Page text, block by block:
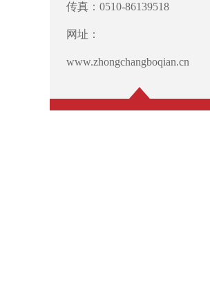
传真：0510-86139518
网址：
www.zhongchangboqian.cn